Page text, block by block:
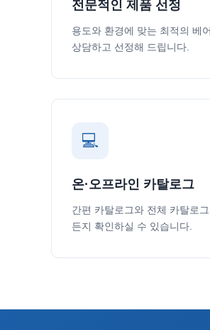
전문적인 제품 선정
용도와 환경에 맞는 최적의 베
상담하고 선정해 드립니다.
💻
온·오프라인 카탈로그
간편 카탈로그와 전체 카탈로
든지 확인하실 수 있습니다.